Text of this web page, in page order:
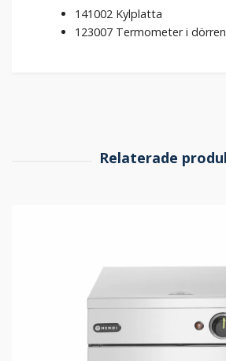
141002 Kylplatta
123007 Termometer i dörren